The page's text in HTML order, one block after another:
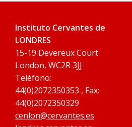
Instituto Cervantes de
LONDRES
15-19 Devereux Court
London, WC2R 3JJ
Teléfono:
44(0)2072350353 , Fax:
44(0)2072350329
cenlon@cervantes.es